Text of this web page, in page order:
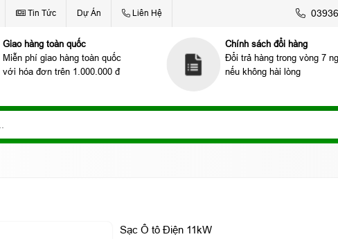
Tin Tức Dự Án Liên Hệ
Giao hàng toàn quốc
Miễn phí giao hàng toàn quốc
với hóa đơn trên 1.000.000 đ
Chính sách đổi hàng
Đổi trả hàng trong vòng 7
nếu không hài lòng
Sạc Ô tô Điện 11kW